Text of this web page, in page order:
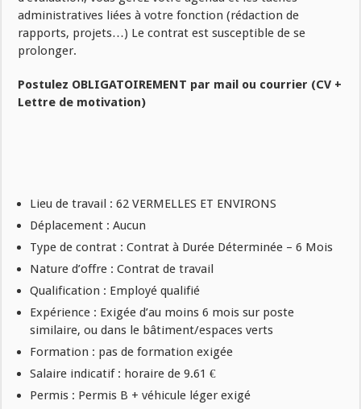
administratives liées à votre fonction (rédaction de
rapports, projets…) Le contrat est susceptible de se
prolonger.
Postulez OBLIGATOIREMENT par mail ou courrier (CV +
Lettre de motivation)
Lieu de travail : 62 VERMELLES ET ENVIRONS
Déplacement : Aucun
Type de contrat : Contrat à Durée Déterminée – 6 Mois
Nature d’offre : Contrat de travail
Qualification : Employé qualifié
Expérience : Exigée d’au moins 6 mois sur poste
similaire, ou dans le bâtiment/espaces verts
Formation : pas de formation exigée
Salaire indicatif : horaire de 9.61 €
Permis : Permis B + véhicule léger exigé